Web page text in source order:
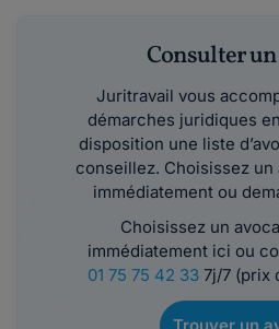
Consulter
Juritravail vous
démarches juridiques
disposition une liste
conseillez. Choisissez
immédiatement ou
Choisissez un
immédiatement ici ou
01 75 75 42 337j/7 (prix